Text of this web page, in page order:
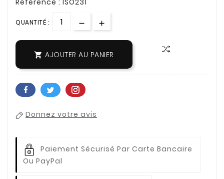
QUANTITÉ :
 AJOUTER AU PANIER
Donnez votre avis
Paiement Sécurisé Par Carte Bancaire
Ou PayPal